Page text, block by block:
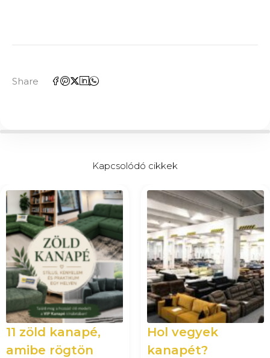
Share
Kapcsolódó cikkek
11 zöld kanapé,
amibe rögtön
Hol vegyek
kanapét?